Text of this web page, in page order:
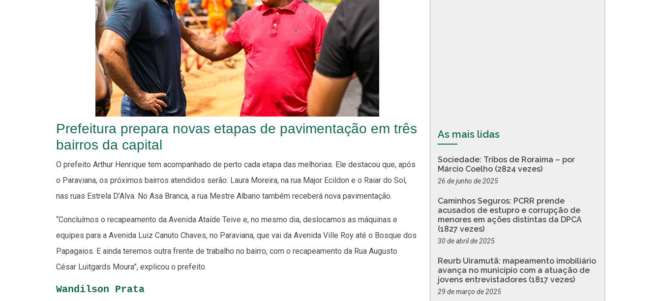
Prefeitura prepara novas etapas de pavimentação em três
bairros da capital
O prefeito Arthur Henrique tem acompanhado de perto cada etapa das melhorias. Ele destacou que, após
o Paraviana, os próximos bairros atendidos serão: Laura Moreira, na rua Major Ecildon e o Raiar do Sol,
nas ruas Estrela D’Alva. No Asa Branca, a rua Mestre Albano também receberá nova pavimentação.
“Concluímos o recapeamento da Avenida Ataíde Teive e, no mesmo dia, deslocamos as máquinas e
equipes para a Avenida Luiz Canuto Chaves, no Paraviana, que vai da Avenida Ville Roy até o Bosque dos
Papagaios. E ainda teremos outra frente de trabalho no bairro, com o recapeamento da Rua Augusto
César Luitgards Moura”, explicou o prefeito.
Wandilson Prata
As mais lidas
Sociedade: Tribos de Roraima – por
Márcio Coelho (2824 vezes)
26 de junho de 2025
Caminhos Seguros: PCRR prende
acusados de estupro e corrupção de
menores em ações distintas da DPCA
(1827 vezes)
30 de abril de 2025
Reurb Uiramutã: mapeamento imobiliário
avança no município com a atuação de
jovens entrevistadores (1817 vezes)
29 de março de 2025